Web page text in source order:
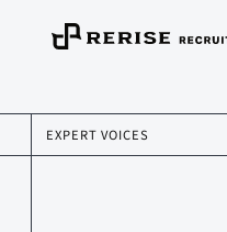
EXPERT VOICES